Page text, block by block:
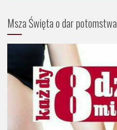
Msza Święta o dar potomstwa